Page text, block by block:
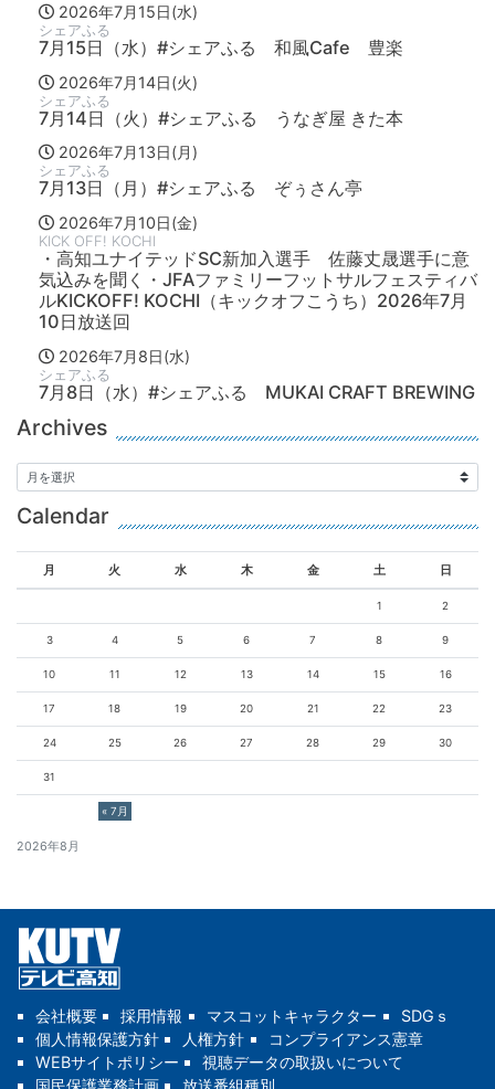
2026年7月15日(水)
シェアふる
7月15日（水）#シェアふる 和風Cafe 豊楽
2026年7月14日(火)
シェアふる
7月14日（火）#シェアふる うなぎ屋 きた本
2026年7月13日(月)
シェアふる
7月13日（月）#シェアふる ぞぅさん亭
2026年7月10日(金)
KICK OFF! KOCHI
・高知ユナイテッドSC新加入選手 佐藤丈晟選手に意
気込みを聞く・JFAファミリーフットサルフェスティバ
ルKICKOFF! KOCHI（キックオフこうち）2026年7月
10日放送回
2026年7月8日(水)
シェアふる
7月8日（水）#シェアふる MUKAI CRAFT BREWING
Archives
Calendar
2026年8月
月 火 水 木 金 土 日
« 7月
1 2
3 4 5 6 7 8 9
10 11 12 13 14 15 16
17 18 19 20 21 22 23
24 25 26 27 28 29 30
31
会社概要 採用情報 マスコットキャラクター
SDGｓ
個人情報保護方針
人権方針
コンプライアンス憲章
WEBサイトポリシー
視聴データの取扱いについて
国民保護業務計画
放送番組種別